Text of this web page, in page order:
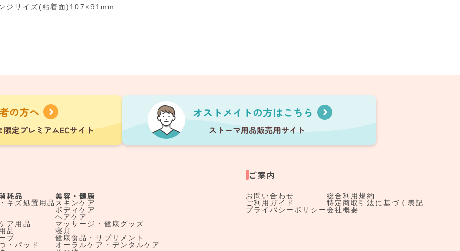
ジサイズ(粘着面)107×91mm
耗品
キズ処置用品
ア用品
品
ブ
・パッド
美容・健康
スキンケア
ボディケア
ヘアケア
マッサージ・健康グッズ
寝具
健康食品・サプリメント
オーラルケア・デンタルケア
ご案内
お問い合わせ
ご利用ガイド
プライバシーポリシー
総合利用規約
特定商取引法に基づく表記
会社概要